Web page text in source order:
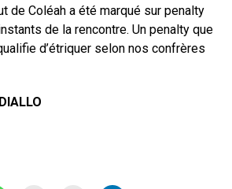
de Coléah a été marqué sur penalty
de la rencontre. Un penalty que
d’étriquer selon nos confrères